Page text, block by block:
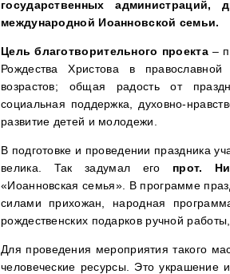
государственных
международной Иоанновской семьи.
Цель благотворительного проекта –
Рождества Христова в
возрастов; общая радость от
социальная поддержка, духовно-
развитие детей и молодежи.
В подготовке и проведении праздника
велика. Так задумал его прот.
«Иоанновская семья». В программе
силами прихожан, народная
рождественских подарков ручной
Для проведения мероприятия такого
человеческие ресурсы. Это украшение